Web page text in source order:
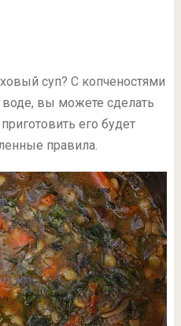
суп? С копченостями
воде, вы можете сделать
его будет
правила.